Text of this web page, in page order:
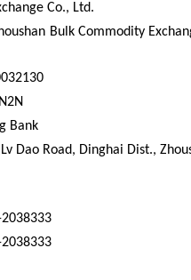
Co., Ltd.
Bulk Commodity
Bank
Dao Road, Dinghai Dist.,